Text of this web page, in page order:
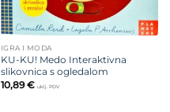
IGRA I MODA
KU-KU! Medo Interaktivna
slikovnica s ogledalom
10,89€ uklj. PDV